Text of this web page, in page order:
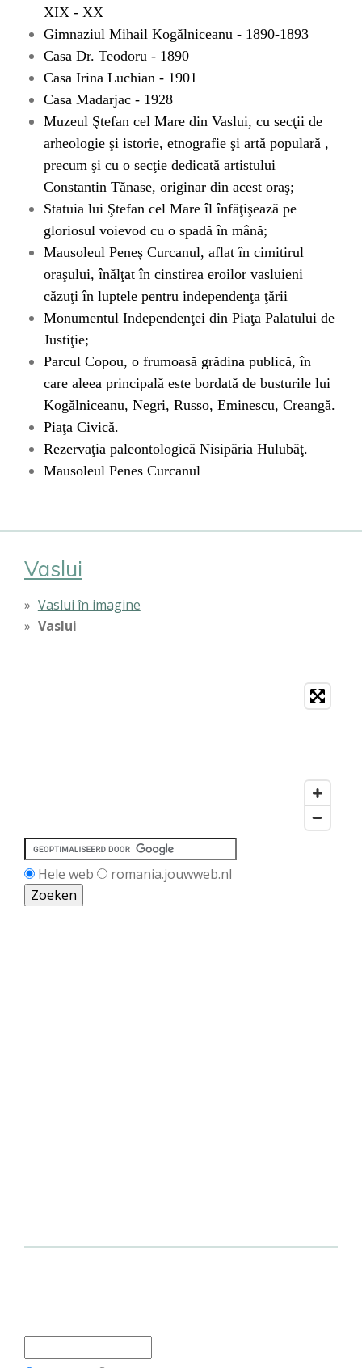
XIX - XX
Gimnaziul Mihail Kogălniceanu - 1890-1893
Casa Dr. Teodoru - 1890
Casa Irina Luchian - 1901
Casa Madarjac - 1928
Muzeul Ştefan cel Mare din Vaslui, cu secţii de
arheologie şi istorie, etnografie şi artă populară ,
precum şi cu o secţie dedicată artistului
Constantin Tănase, originar din acest oraş;
Statuia lui Ştefan cel Mare îl înfăţişează pe
gloriosul voievod cu o spadă în mână;
Mausoleul Peneş Curcanul, aflat în cimitirul
oraşului, înălţat în cinstirea eroilor vasluieni
căzuţi în luptele pentru independenţa ţării
Monumentul Independenţei din Piaţa Palatului de
Justiţie;
Parcul Copou, o frumoasă grădina publică, în
care aleea principală este bordată de busturile lui
Kogălniceanu, Negri, Russo, Eminescu, Creangă.
Piaţa Civică.
Rezervaţia paleontologică Nisipăria Hulubăţ.
Mausoleul Penes Curcanul
Vaslui
Vaslui în imagine
Vaslui
Hele web romania.jouwweb.nl